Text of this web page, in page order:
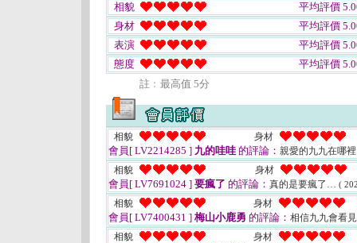
相貌
平均評價
身材
平均評價
表演
平均評價
態度
平均評價
註﹕最高值 5分
相貌 身材
會員[ LV2214285 ] 九的哇哇 的評論： 親愛的九九在哪
相貌
身材
會員[ LV7691024 ] 要瘋了 的評論： 真的是要瘋了… (
相貌 身材
會員[ LV7400431 ] 梅山小鹿勇 的評論： 相信九九會看
相貌
身材